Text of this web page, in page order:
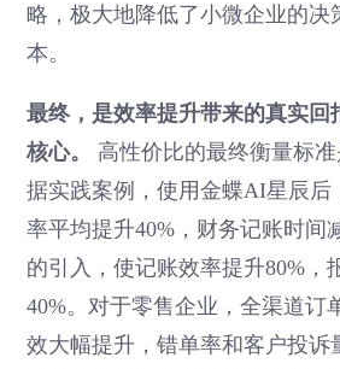
略，极大地降低了小微企业的决
本。
最终，是效率提升带来的真实回
核心。
高性价比的最终衡量标
据实践案例，使用金蝶AI星辰后
率平均提升40%，财务记账时间
的引入，使记账效率提升80%，
40%。对于零售企业，全渠道订
效大幅提升，错单率和客户投诉